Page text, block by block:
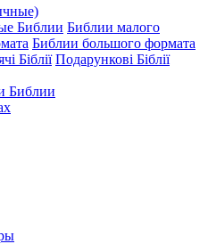
Библии Библии малого
Библии большого формата
Біблії Подарункові Біблії
Библии